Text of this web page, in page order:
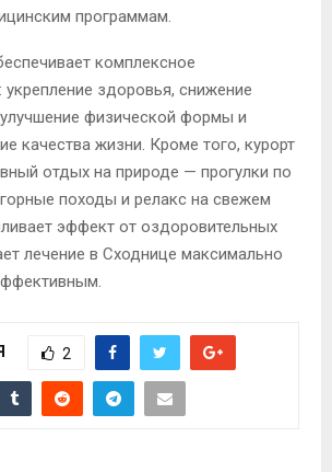
программам.
комплексное
укрепление здоровья, снижение
улучшение физической формы и
качества жизни. Кроме того, курорт
отдых на природе — прогулки по
походы и релакс на свежем
эффект от оздоровительных
лечение в Сходнице максимально
2